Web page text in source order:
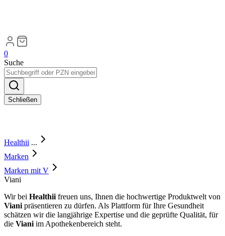
0
Suche
Schließen
Healthii ...
Marken
Marken mit V
Viani
Wir bei Healthii freuen uns, Ihnen die hochwertige Produktwelt von
Viani präsentieren zu dürfen. Als Plattform für Ihre Gesundheit
schätzen wir die langjährige Expertise und die geprüfte Qualität, für
die Viani im Apothekenbereich steht.